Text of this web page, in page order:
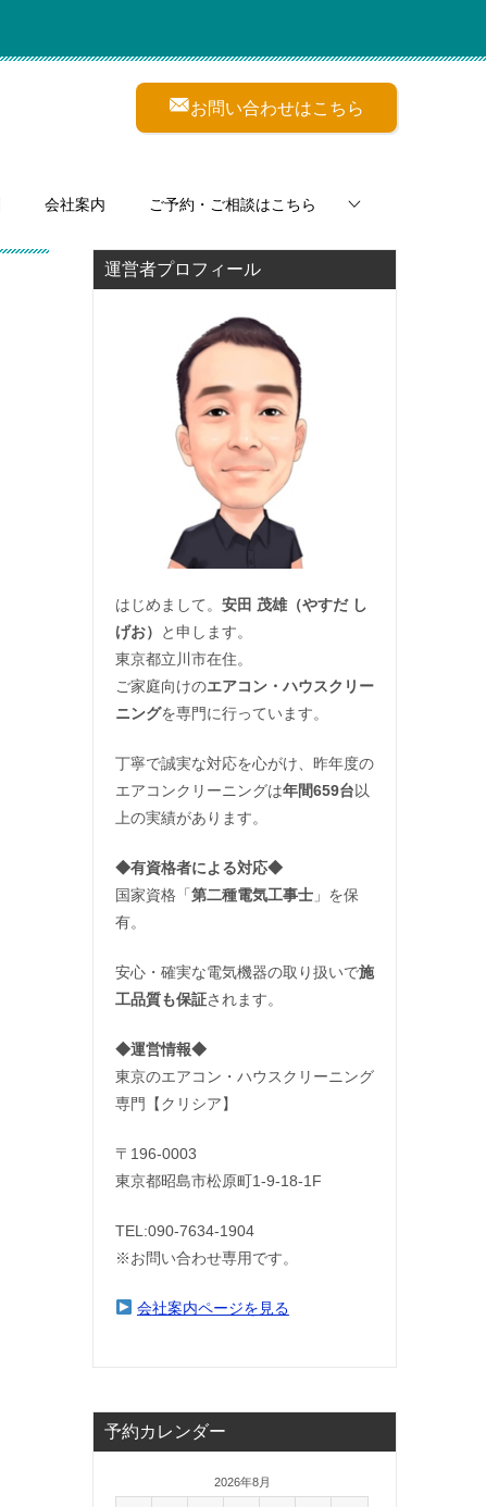
お問い合わせはこちら
会社案内 ご予約・ご相談はこちら
運営者プロフィール
はじめまして。 安田 茂雄（やすだ し
げお）
と申します。
東京都立川市在住。
ご家庭向けのエアコン・ハウスクリー
ニングを専門に行っています。
丁寧で誠実な対応を心がけ、昨年度の
エアコンクリーニングは年間659台以
上の実績があります。
◆有資格者による対応◆
国家資格「第二種電気工事士 」を保
有。
安心・確実な電気機器の取り扱いで施
工品質も保証されます。
◆運営情報◆
東京のエアコン・ハウスクリーニング
専門【クリシア】
〒196-0003
東京都昭島市松原町1-9‐18‐1F
TEL:090-7634-1904
※お問い合わせ専用です。
会社案内ページを見る
予約カレンダー
2026年8月